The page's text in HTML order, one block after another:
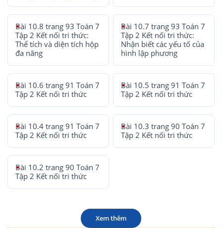
Bài 10.8 trang 93 Toán 7
Tập 2 Kết nối tri thức:
Thể tích và diện tích hộp
đa năng
Bài 10.7 trang 93 Toán 7
Tập 2 Kết nối tri thức:
Nhận biết các yếu tố của
hình lập phương
Bài 10.6 trang 91 Toán 7
Tập 2 Kết nối tri thức
Bài 10.5 trang 91 Toán 7
Tập 2 Kết nối tri thức
Bài 10.4 trang 91 Toán 7
Tập 2 Kết nối tri thức
Bài 10.3 trang 90 Toán 7
Tập 2 Kết nối tri thức
Bài 10.2 trang 90 Toán 7
Tập 2 Kết nối tri thức
Xem thêm